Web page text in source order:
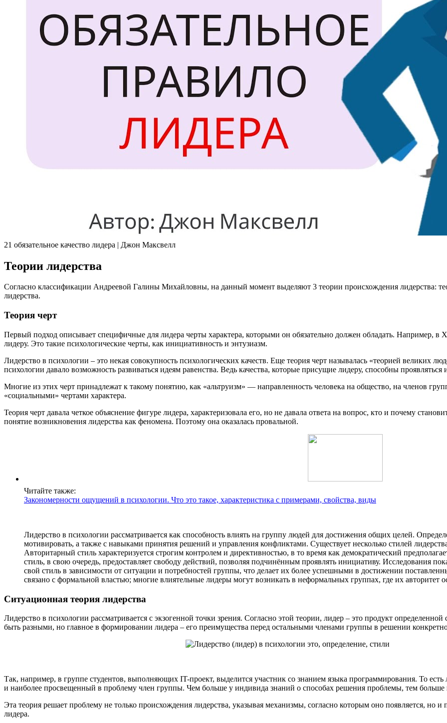
21 обязательное качество лидера | Джон Максвелл
Теории лидерства
Согласно классификации Андреевой Галины Михайловны, на данный момент выделяют 3 теории происхождения лидерства:
лидерства.
Теория черт
Первый подход описывает специфичные для лидера черты характера, которыми он обязательно должен обладать. Например, в
лидеру. Это такие психологические черты, как инициативность и энтузиазм.
Лидерство в психологии – это некая совокупность психологических качеств. Еще теория черт называлась «теорией великих
психологии давало возможность развиваться идеям равенства. Ведь качества, которые присущие лидеру, способны
Многие из этих черт принадлежат к такому понятию, как «альтруизм» — направленность человека на общество, на членов
«социальными» чертами характера.
Теория черт давала четкое объяснение фигуре лидера, характеризовала его, но не давала ответа на вопрос, кто и почему
понятие возникновения лидерства как феномена. Поэтому она оказалась провальной.
Читайте также:
Закономерности ощущений в психологии. Что это такое, характеристика с примерами, свойства, виды
Лидерство в психологии рассматривается как способность влиять на группу людей для достижения общих целей.
мотивировать, а также с навыками принятия решений и управления конфликтами. Существует несколько стилей
Авторитарный стиль характеризуется строгим контролем и директивностью, в то время как демократический
стиль, в свою очередь, предоставляет свободу действий, позволяя подчинённым проявлять инициативу. Исследования
свой стиль в зависимости от ситуации и потребностей группы, что делает их более успешными в достижении
связано с формальной властью; многие влиятельные лидеры могут возникать в неформальных группах, где их авторитет
Ситуационная теория лидерства
Лидерство в психологии рассматривается с экзогенной точки зрения. Согласно этой теории, лидер – это продукт
быть разными, но главное в формировании лидера – его преимущества перед остальными членами группы в решении
Так, например, в группе студентов, выполняющих IT-проект, выделится участник со знанием языка программирования. То
и наиболее просвещенный в проблему член группы. Чем больше у индивида знаний о способах решения проблемы, тем больше
Эта теория решает проблему не только происхождения лидерства, указывая механизмы, согласно которым оно появляется, но
лидера.